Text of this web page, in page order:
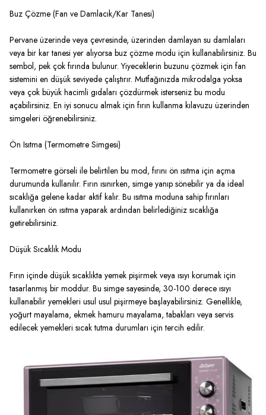
Buz Çözme (Fan ve Damlacık/Kar Tanesi)
Pervane üzerinde veya çevresinde, üzerinden damlayan su damlaları
veya bir kar tanesi yer alıyorsa buz çözme modu için kullanabilirsiniz. Bu
sembol, pek çok fırında bulunur. Yiyeceklerin buzunu çözmek için fan
sistemini en düşük seviyede çalıştırır. Mutfağınızda mikrodalga yoksa
veya çok büyük hacimli gıdaları çözdürmek isterseniz bu modu
açabilirsiniz. En iyi sonucu almak için fırın kullanma kılavuzu üzerinden
simgeleri öğrenebilirsiniz.
Ön Isıtma (Termometre Simgesi)
Termometre görseli ile belirtilen bu mod, fırını ön ısıtma için açma
durumunda kullanılır. Fırın ısınırken, simge yanıp sönebilir ya da ideal
sıcaklığa gelene kadar aktif kalır. Bu ısıtma moduna sahip fırınları
kullanırken ön ısıtma yaparak ardından belirlediğiniz sıcaklığa
getirebilirsiniz.
Düşük Sıcaklık Modu
Fırın içinde düşük sıcaklıkta yemek pişirmek veya ısıyı korumak için
tasarlanmış bir moddur. Bu simge sayesinde, 30-100 derece ısıyı
kullanabilir yemekleri usul usul pişirmeye başlayabilirsiniz. Genellikle,
yoğurt mayalama, ekmek hamuru mayalama, tabakları veya servis
edilecek yemekleri sıcak tutma durumları için tercih edilir.